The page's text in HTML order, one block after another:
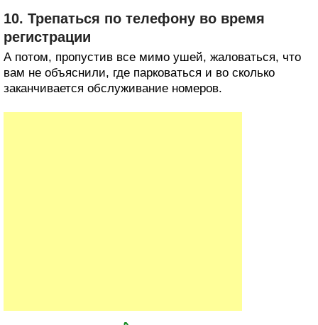
10. Трепаться по телефону во время
регистрации
А потом, пропустив все мимо ушей, жаловаться, что
вам не объяснили, где парковаться и во сколько
заканчивается обслуживание номеров.